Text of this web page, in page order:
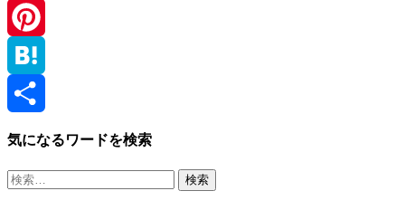
Facebook
Pinterest
Hatena
共
有
気になるワードを検索
検